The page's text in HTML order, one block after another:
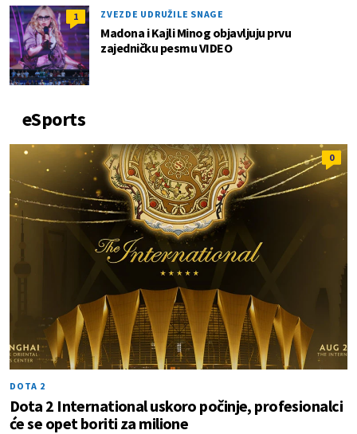
1 ZVEZDE UDRUŽILE SNAGE
Madona i Kajli Minog objavljuju prvu
zajedničku pesmu VIDEO
eSports
0
DOTA 2
Dota 2 International uskoro počinje, profesionalci
će se opet boriti za milione